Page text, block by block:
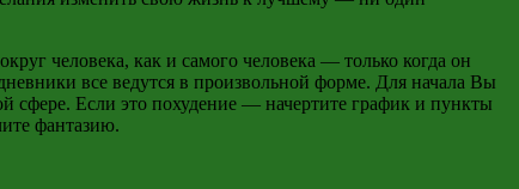
человека, как и самого человека — только когда он
все ведутся в произвольной форме. Для начала Вы
сфере. Если это похудение — начертите график и пункты
фантазию.